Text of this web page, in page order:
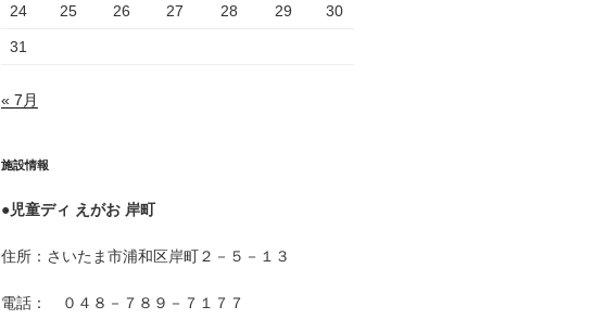
24 25 26 27 28 29 30
31
« 7月
施設情報
●児童ディ えがお 岸町
住所：さいたま市浦和区岸町２－５－１３
電話： ０４８－７８９－７１７７